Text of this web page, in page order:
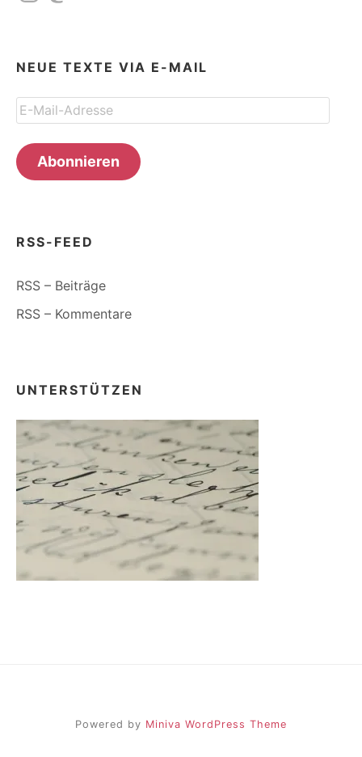
NEUE TEXTE VIA E-MAIL
E-
Mail-
Adresse
Abonnieren
RSS-FEED
RSS – Beiträge
RSS – Kommentare
UNTERSTÜTZEN
Powered by Miniva WordPress Theme